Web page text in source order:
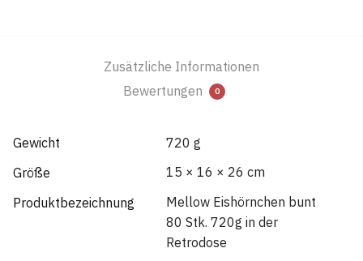
Zusätzliche Informationen
Bewertungen
0
Gewicht
720 g
Größe
15 × 16 × 26 cm
Produktbezeichnung
Mellow Eishörnchen bunt
80 Stk. 720g in der
Retrodose